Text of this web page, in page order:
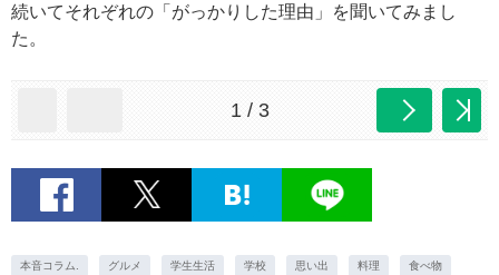
続いてそれぞれの「がっかりした理由」を聞いてみまし
た。
1 / 3
本音コラム. グルメ 学生生活 学校 思い出 料理 食べ物